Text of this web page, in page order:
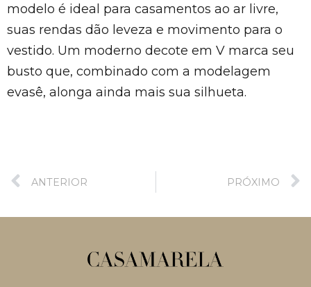
modelo é ideal para casamentos ao ar livre,
suas rendas dão leveza e movimento para o
vestido. Um moderno decote em V marca seu
busto que, combinado com a modelagem
evasê, alonga ainda mais sua silhueta.
ANTERIOR PRÓXIMO